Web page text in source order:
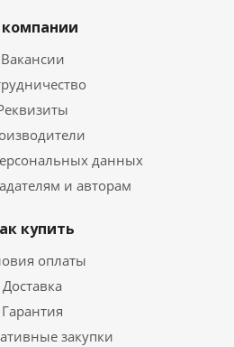
Вакансии
данных
и авторам
купить
оплаты
Доставка
Гарантия
закупки